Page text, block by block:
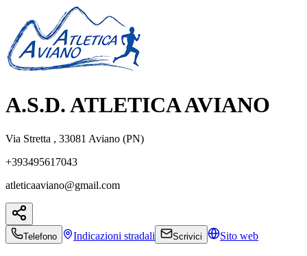
A.S.D. ATLETICA AVIANO
Via Stretta , 33081 Aviano (PN)
+393495617043
atleticaaviano@gmail.com
Telefono Indicazioni stradali Scrivici Sito web